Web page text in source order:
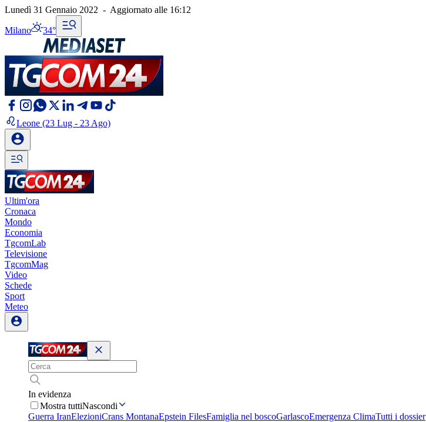
Lunedì 31 Gennaio 2022 - Aggiornato alle 16:12
Milano 34°
Leone (23 Lug - 23 Ago)
Ultim'ora
Cronaca
Mondo
Economia
TgcomLab
Televisione
TgcomMag
Video
Schede
Sport
Meteo
In evidenza
Mostra tuttiNascondi
Guerra IranElezioniCrans MontanaEpstein FilesFamiglia nel boscoGarlascoEmergenza ClimaTutti i dossier